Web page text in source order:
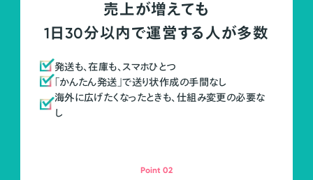
売上が増えても
1日30分以内で運営する人が多数
発送も、在庫も、スマホひとつ
「かんたん発送」で送り状作成の手間なし
海外に広げたくなったときも、仕組み変更の必要な
し
Point 02